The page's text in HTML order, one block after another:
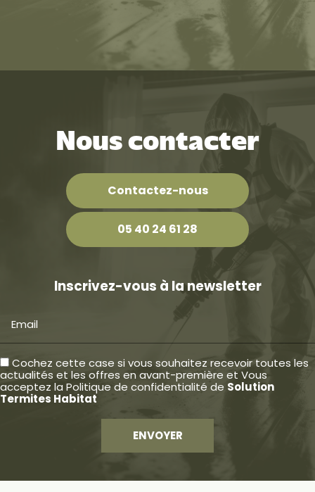
Nous contacter
Contactez-nous
05 40 24 61 28
Inscrivez-vous à la newsletter
Email
Cochez cette case si vous souhaitez recevoir toutes les
actualités et les offres en avant-première et Vous
acceptez la Politique de confidentialité de Solution
Termites Habitat